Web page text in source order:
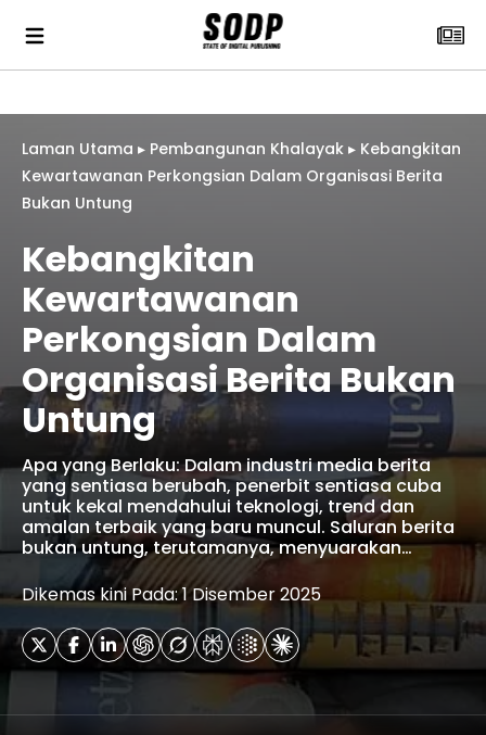
Laman Utama ▸ Pembangunan Khalayak ▸ Kebangkitan
Kewartawanan Perkongsian Dalam Organisasi Berita
Bukan Untung
Kebangkitan
Kewartawanan
Perkongsian Dalam
Organisasi Berita Bukan
Untung
Apa yang Berlaku: Dalam industri media berita
yang sentiasa berubah, penerbit sentiasa cuba
untuk kekal mendahului teknologi, trend dan
amalan terbaik yang baru muncul. Saluran berita
bukan untung, terutamanya, menyuarakan…
Dikemas kini Pada: 1 Disember 2025